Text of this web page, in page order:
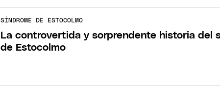
SÍNDROME DE ESTOCOLMO
La controvertida y sorprendente historia del
de Estocolmo